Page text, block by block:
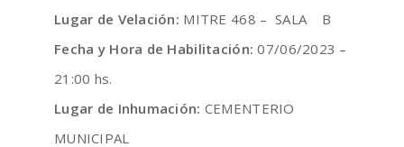
Lugar de Velación: MITRE 468 – SALA B
Fecha y Hora de Habilitación: 07/06/2023 –
21:00 hs.
Lugar de Inhumación: CEMENTERIO
MUNICIPAL